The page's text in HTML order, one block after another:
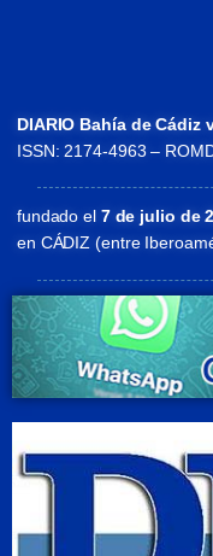
DIARIO Bahía de Cádiz
ISSN: 2174-4963 –
fundado el7 de julio de
en CÁDIZ (entre